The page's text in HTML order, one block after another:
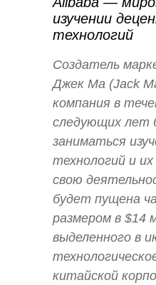
изучении
технологий
Создатель
Джек Ма (Jack
компания в
следующих лет
заниматься
технологий и
свою
будет пущена
размером в $14
выделенного в
китайской